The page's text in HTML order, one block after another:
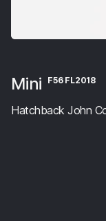
Mini F56 FL2018
Hatchback John